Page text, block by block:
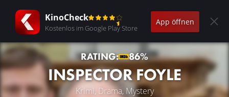
KinoCheck
Kostenlos im Google Play Store
App öffnen
RATING: 86%
INSPECTOR FOYLE
Krimi, Drama, Mystery